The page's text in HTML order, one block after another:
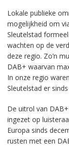
Lokale publieke
mogelijkheid om
Sleutelstad
wachten op de
deze regio. Zo’n
DAB+ waarvan
In onze regio
Sleutelstad er
De uitrol van
ingezet op
Europa sinds
rusten met een